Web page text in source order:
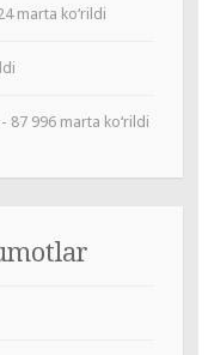
marta ko‘rildi
87 996 marta ko‘rildi